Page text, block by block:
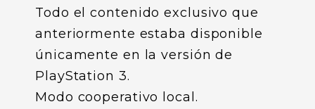
Todo el contenido exclusivo que
anteriormente estaba disponible
únicamente en la versión de
PlayStation 3.
Modo cooperativo local.